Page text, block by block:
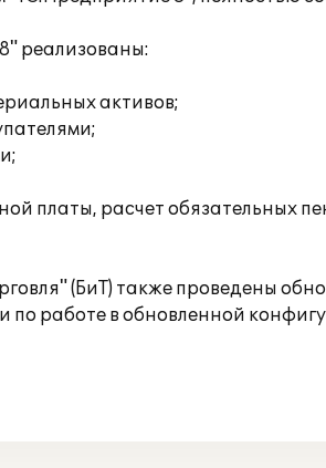
реализованы:
активов;
платы, расчет обязательных
(БиТ) также проведены
работе в обновленной